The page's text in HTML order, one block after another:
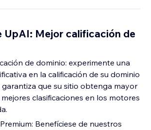
UpAI: Mejor calificación de
de dominio: experimente una
en la calificación de su dominio
garantiza que su sitio obtenga mayor
clasificaciones en los motores
Benefíciese de nuestros